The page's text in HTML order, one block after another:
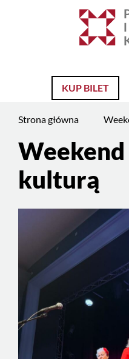
KUP BILET
Strona główna
Treść
strony
kulturą